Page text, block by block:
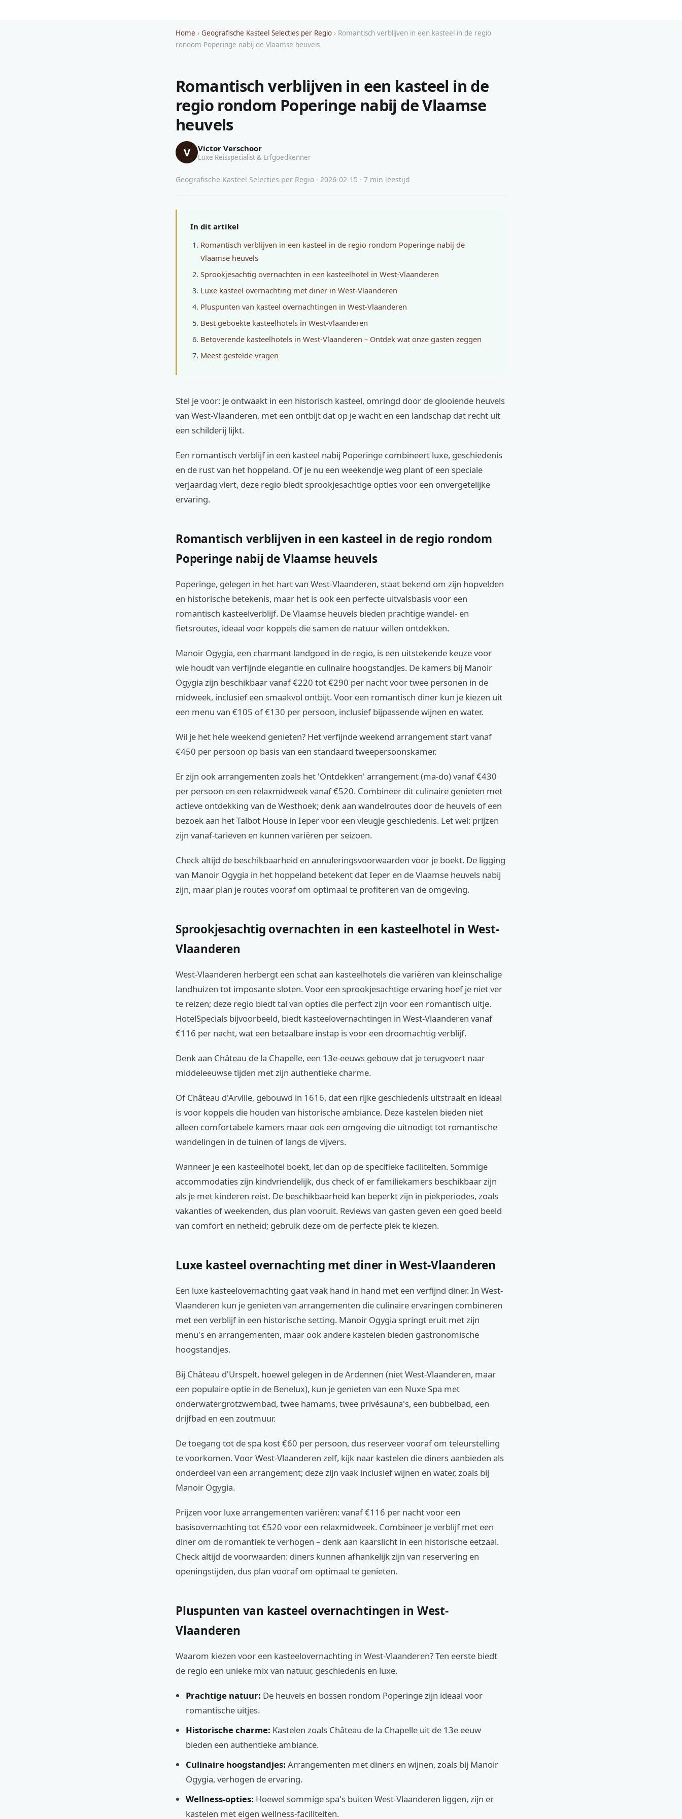
Home › Geografische Kasteel Selecties per Regio › Romantisch verblijven in een kasteel in de regio
rondom Poperinge nabij de Vlaamse heuvels
Romantisch verblijven in een kasteel in de
regio rondom Poperinge nabij de Vlaamse
heuvels
V Victor Verschoor
Luxe Reisspecialist & Erfgoedkenner
Geografische Kasteel Selecties per Regio · 2026-02-15 · 7 min leestijd
In dit artikel
Romantisch verblijven in een kasteel in de regio rondom Poperinge nabij de
Vlaamse heuvels
Sprookjesachtig overnachten in een kasteelhotel in West-Vlaanderen
Luxe kasteel overnachting met diner in West-Vlaanderen
Pluspunten van kasteel overnachtingen in West-Vlaanderen
Best geboekte kasteelhotels in West-Vlaanderen
Betoverende kasteelhotels in West-Vlaanderen – Ontdek wat onze gasten zeggen
Meest gestelde vragen
Stel je voor: je ontwaakt in een historisch kasteel, omringd door de glooiende heuvels
van West-Vlaanderen, met een ontbijt dat op je wacht en een landschap dat recht uit
een schilderij lijkt.
Een romantisch verblijf in een kasteel nabij Poperinge combineert luxe, geschiedenis
en de rust van het hoppeland. Of je nu een weekendje weg plant of een speciale
verjaardag viert, deze regio biedt sprookjesachtige opties voor een onvergetelijke
ervaring.
Romantisch verblijven in een kasteel in de regio rondom
Poperinge nabij de Vlaamse heuvels
Poperinge, gelegen in het hart van West-Vlaanderen, staat bekend om zijn hopvelden
en historische betekenis, maar het is ook een perfecte uitvalsbasis voor een
romantisch kasteelverblijf. De Vlaamse heuvels bieden prachtige wandel- en
fietsroutes, ideaal voor koppels die samen de natuur willen ontdekken.
Manoir Ogygia, een charmant landgoed in de regio, is een uitstekende keuze voor
wie houdt van verfijnde elegantie en culinaire hoogstandjes. De kamers bij Manoir
Ogygia zijn beschikbaar vanaf €220 tot €290 per nacht voor twee personen in de
midweek, inclusief een smaakvol ontbijt. Voor een romantisch diner kun je kiezen uit
een menu van €105 of €130 per persoon, inclusief bijpassende wijnen en water.
Wil je het hele weekend genieten? Het verfijnde weekend arrangement start vanaf
€450 per persoon op basis van een standaard tweepersoonskamer.
Er zijn ook arrangementen zoals het 'Ontdekken' arrangement (ma-do) vanaf €430
per persoon en een relaxmidweek vanaf €520. Combineer dit culinaire genieten met
actieve ontdekking van de Westhoek; denk aan wandelroutes door de heuvels of een
bezoek aan het Talbot House in Ieper voor een vleugje geschiedenis. Let wel: prijzen
zijn vanaf-tarieven en kunnen variëren per seizoen.
Check altijd de beschikbaarheid en annuleringsvoorwaarden voor je boekt. De ligging
van Manoir Ogygia in het hoppeland betekent dat Ieper en de Vlaamse heuvels nabij
zijn, maar plan je routes vooraf om optimaal te profiteren van de omgeving.
Sprookjesachtig overnachten in een kasteelhotel in West-
Vlaanderen
West-Vlaanderen herbergt een schat aan kasteelhotels die variëren van kleinschalige
landhuizen tot imposante sloten. Voor een sprookjesachtige ervaring hoef je niet ver
te reizen; deze regio biedt tal van opties die perfect zijn voor een romantisch uitje.
HotelSpecials bijvoorbeeld, biedt kasteelovernachtingen in West-Vlaanderen vanaf
€116 per nacht, wat een betaalbare instap is voor een droomachtig verblijf.
Denk aan Château de la Chapelle, een 13e-eeuws gebouw dat je terugvoert naar
middeleeuwse tijden met zijn authentieke charme.
Of Château d'Arville, gebouwd in 1616, dat een rijke geschiedenis uitstraalt en ideaal
is voor koppels die houden van historische ambiance. Deze kastelen bieden niet
alleen comfortabele kamers maar ook een omgeving die uitnodigt tot romantische
wandelingen in de tuinen of langs de vijvers.
Wanneer je een kasteelhotel boekt, let dan op de specifieke faciliteiten. Sommige
accommodaties zijn kindvriendelijk, dus check of er familiekamers beschikbaar zijn
als je met kinderen reist. De beschikbaarheid kan beperkt zijn in piekperiodes, zoals
vakanties of weekenden, dus plan vooruit. Reviews van gasten geven een goed beeld
van comfort en netheid; gebruik deze om de perfecte plek te kiezen.
Luxe kasteel overnachting met diner in West-Vlaanderen
Een luxe kasteelovernachting gaat vaak hand in hand met een verfijnd diner. In West-
Vlaanderen kun je genieten van arrangementen die culinaire ervaringen combineren
met een verblijf in een historische setting. Manoir Ogygia springt eruit met zijn
menu's en arrangementen, maar ook andere kastelen bieden gastronomische
hoogstandjes.
Bij Château d'Urspelt, hoewel gelegen in de Ardennen (niet West-Vlaanderen, maar
een populaire optie in de Benelux), kun je genieten van een Nuxe Spa met
onderwatergrotzwembad, twee hamams, twee privésauna's, een bubbelbad, een
drijfbad en een zoutmuur.
De toegang tot de spa kost €60 per persoon, dus reserveer vooraf om teleurstelling
te voorkomen. Voor West-Vlaanderen zelf, kijk naar kastelen die diners aanbieden als
onderdeel van een arrangement; deze zijn vaak inclusief wijnen en water, zoals bij
Manoir Ogygia.
Prijzen voor luxe arrangementen variëren: vanaf €116 per nacht voor een
basisovernachting tot €520 voor een relaxmidweek. Combineer je verblijf met een
diner om de romantiek te verhogen – denk aan kaarslicht in een historische eetzaal.
Check altijd de voorwaarden: diners kunnen afhankelijk zijn van reservering en
openingstijden, dus plan vooraf om optimaal te genieten.
Pluspunten van kasteel overnachtingen in West-
Vlaanderen
Waarom kiezen voor een kasteelovernachting in West-Vlaanderen? Ten eerste biedt
de regio een unieke mix van natuur, geschiedenis en luxe.
Prachtige natuur: De heuvels en bossen rondom Poperinge zijn ideaal voor
romantische uitjes.
Historische charme: Kastelen zoals Château de la Chapelle uit de 13e eeuw
bieden een authentieke ambiance.
Culinaire hoogstandjes: Arrangementen met diners en wijnen, zoals bij Manoir
Ogygia, verhogen de ervaring.
Wellness-opties: Hoewel sommige spa's buiten West-Vlaanderen liggen, zijn er
kastelen met eigen wellness-faciliteiten.